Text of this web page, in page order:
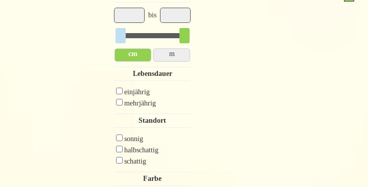
bis
cm m
Lebensdauer
einjährig
mehrjährig
Standort
sonnig
halbschattig
schattig
Farbe